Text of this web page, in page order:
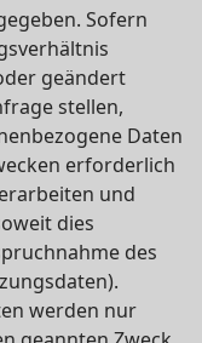
Sofern
geändert
stellen,
Daten
erforderlich
und
dies
des
werden nur